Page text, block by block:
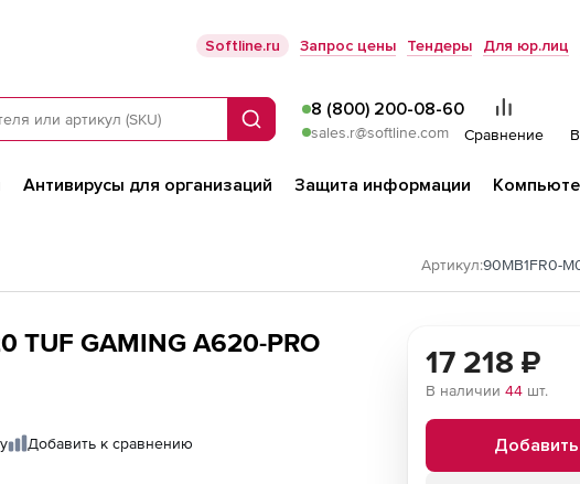
Softline.ru Запрос цены Тендеры Для юр.лиц
Поиск
8 (800) 200-08-60
sales.r@softline.com Сравнение
Антивирусы для организаций Защита информации
Артикул:90MB1FR0-
TUF GAMING A620-PRO
Добавить к сравнению
17 218 ₽
В наличии 44 шт.